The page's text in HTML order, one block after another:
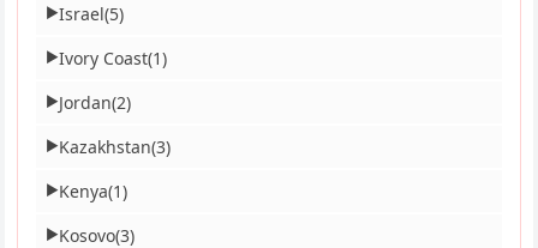
▶Israel(5)
▶Ivory Coast(1)
▶Jordan(2)
▶Kazakhstan(3)
▶Kenya(1)
▶Kosovo(3)